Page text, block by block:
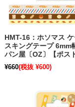
HMT-16：ホソマス
スキングテープ 6mm
パン屋〔OZ〕【ポス
¥660(税抜 ¥600)